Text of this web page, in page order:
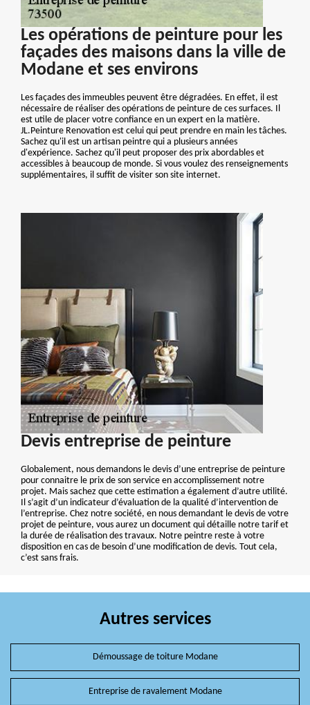
Les opérations de peinture pour les
façades des maisons dans la ville de
Modane et ses environs
Les façades des immeubles peuvent être dégradées. En effet, il est
nécessaire de réaliser des opérations de peinture de ces surfaces. Il
est utile de placer votre confiance en un expert en la matière.
JL.Peinture Renovation est celui qui peut prendre en main les tâches.
Sachez qu'il est un artisan peintre qui a plusieurs années
d'expérience. Sachez qu'il peut proposer des prix abordables et
accessibles à beaucoup de monde. Si vous voulez des renseignements
supplémentaires, il suffit de visiter son site internet.
Devis entreprise de peinture
Globalement, nous demandons le devis d’une entreprise de peinture
pour connaitre le prix de son service en accomplissement notre
projet. Mais sachez que cette estimation a également d’autre utilité.
Il s’agit d’un indicateur d’évaluation de la qualité d’intervention de
l’entreprise. Chez notre société, en nous demandant le devis de votre
projet de peinture, vous aurez un document qui détaille notre tarif et
la durée de réalisation des travaux. Notre peintre reste à votre
disposition en cas de besoin d’une modification de devis. Tout cela,
c’est sans frais.
Autres services
Démoussage de toiture Modane
Entreprise de ravalement Modane